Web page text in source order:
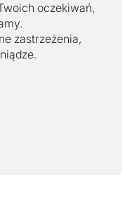
oczekiwań,
zastrzeżenia,